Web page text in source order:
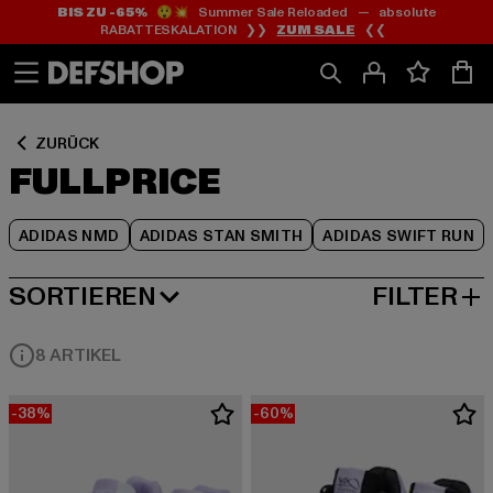
Zum
Inhalt
springen
Zum
Fußzeile
springen
BIS ZU -65%😲💥 Summer Sale Reloaded — absolute
RABATTESKALATION ❯❯ ZUM SALE ❮❮
ZURÜCK
FULLPRICE
ADIDAS NMD ADIDAS STAN SMITH ADIDAS SWIFT RUN
Zum
Produktraster
springen
SORTIEREN
BELIEBTESTE FILTER
8 ARTIKEL
-38% -60%